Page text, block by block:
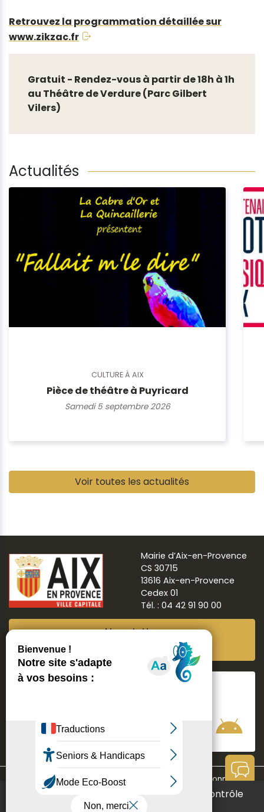
Retrouvez la programmation détaillée sur
www.zikzac.fr
Gratuit - Rendez-vous à partir de 18h à 1h
au Théâtre de Verdure (Parc Gilbert
Vilers)
Actualités
CULTURE À AIX
Pièce de théâtre à Puyricard
Samedi 5 septembre 2026
Voir toutes les actualités
Mairie d’Aix-en-Provence
CS 30715
13616 Aix-en-Provence
Cedex 01
Tél. : 04 42 91 90 00
Newsletter
Communication Mentions légales
Données personnelles
Accessibilité : non conforme Aide à la navigation
Ce site utilise des cookies et vous donne le contrôle
sur ceux que vous souhaitez activer